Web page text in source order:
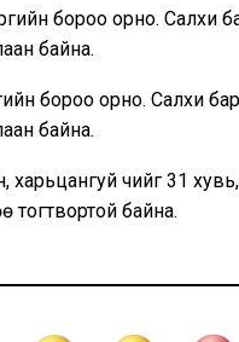
бороо орно. Салхи
байна.
бороо орно. Салхи
байна.
харьцангуй чийг 31
тогтвортой байна.